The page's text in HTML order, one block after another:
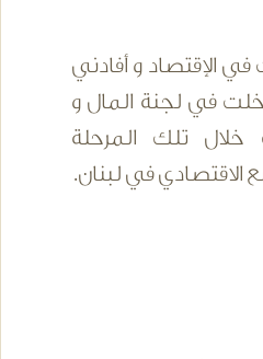
الإقتصاد و أفادني
في لجنة المال و
خلال تلك المرحلة
في لبنان.